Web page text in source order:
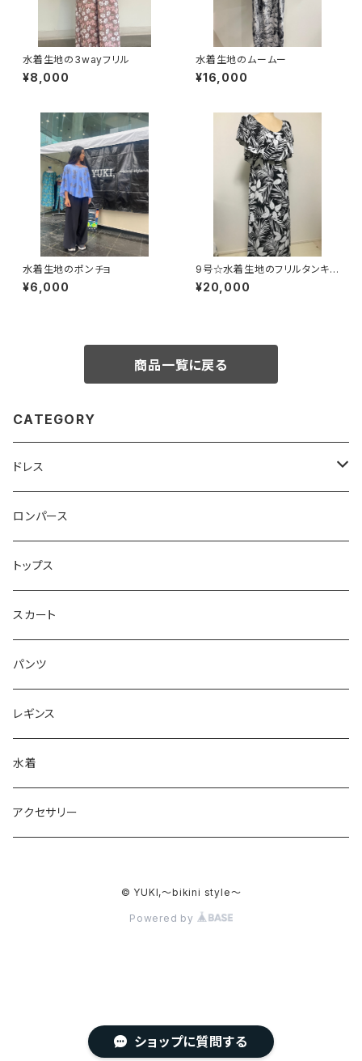
ショップに質問する
水着生地の3wayフリル
¥8,000
水着生地のムームー
¥16,000
水着生地のポンチョ
¥6,000
9号☆水着生地のフリルタンキニ
型マキシドレス
¥20,000
商品一覧に戻る
CATEGORY
ドレス
ベアトップ型ドレス （カップ付）
ワンショルダー型ドレス （カップ付）
ショルダ型ドレス（カップ付）
ポンチョ型ドレス(カップ付)
ロンパース
トップス
スカート
パンツ
レギンス
水着
アクセサリー
© YUKI,〜bikini style〜
Powered by